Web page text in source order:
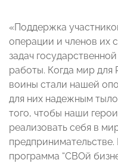
«Поддержка
операции и членов их
задач
работы. Когда мир для
воины стали нашей
для них надежным
того, чтобы наши
реализовать себя в
программа “СВОй